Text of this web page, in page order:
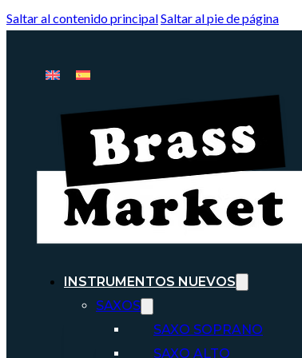
Saltar al contenido principalSaltar al pie de página
INSTRUMENTOS NUEVOS
SAXOS
SAXO SOPRANO
SAXO ALTO